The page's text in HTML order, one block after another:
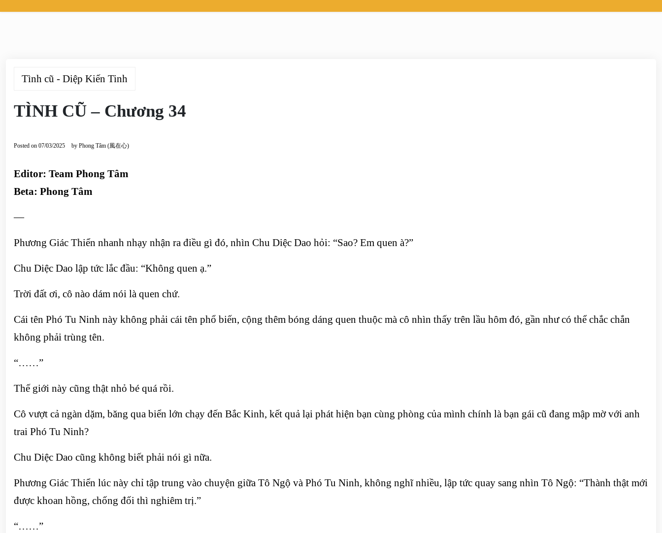
Tình cũ - Diệp Kiến Tinh
TÌNH CŨ – Chương 34
Posted on 07/03/2025 by Phong Tâm (風在心)
Editor: Team Phong Tâm
Beta: Phong Tâm
—
Phương Giác Thiển nhanh nhạy nhận ra điều gì đó, nhìn Chu Diệc Dao hỏi: “Sao? Em quen à?”
Chu Diệc Dao lập tức lắc đầu: “Không quen ạ.”
Trời đất ơi, cô nào dám nói là quen chứ.
Cái tên Phó Tu Ninh này không phải cái tên phổ biến, cộng thêm bóng dáng quen thuộc mà cô nhìn thấy trên lầu hôm đó, gần như có thể chắc chắn
không phải trùng tên.
“……”
Thế giới này cũng thật nhỏ bé quá rồi.
Cô vượt cả ngàn dặm, băng qua biển lớn chạy đến Bắc Kinh, kết quả lại phát hiện bạn cùng phòng của mình chính là bạn gái cũ đang mập mờ với anh
trai Phó Tu Ninh?
Chu Diệc Dao cũng không biết phải nói gì nữa.
Phương Giác Thiển lúc này chỉ tập trung vào chuyện giữa Tô Ngộ và Phó Tu Ninh, không nghĩ nhiều, lập tức quay sang nhìn Tô Ngộ: “Thành thật mới
được khoan hồng, chống đối thì nghiêm trị.”
“……”